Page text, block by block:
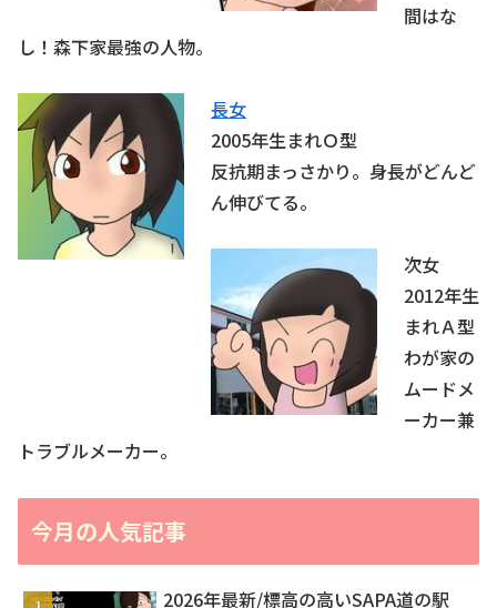
間はな
し！森下家最強の人物。
長女
2005年生まれＯ型
反抗期まっさかり。身長がどんど
ん伸びてる。
次女
2012年生
まれＡ型
わが家の
ムードメ
ーカー兼
トラブルメーカー。
今月の人気記事
2026年最新/標高の高いSAPA道の駅